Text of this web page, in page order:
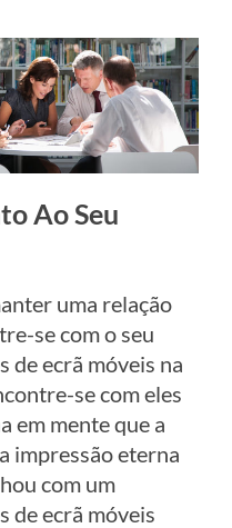
Ao Seu
uma relação
se com o seu
de ecrã móveis na
se com eles
em mente que a
impressão eterna
com um
de ecrã móveis